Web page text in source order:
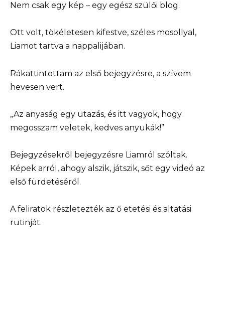
Nem csak egy kép – egy egész szülői blog.
Ott volt, tökéletesen kifestve, széles mosollyal,
Liamot tartva a nappalijában.
Rákattintottam az első bejegyzésre, a szívem
hevesen vert.
„Az anyaság egy utazás, és itt vagyok, hogy
megosszam veletek, kedves anyukák!”
Bejegyzésekről bejegyzésre Liamról szóltak.
Képek arról, ahogy alszik, játszik, sőt egy videó az
első fürdetéséről.
A feliratok részletezték az ő etetési és altatási
rutinját.